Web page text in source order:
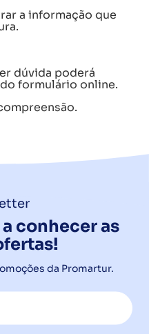
a informação que
dúvida poderá
formulário online.
conhecer as
da Promartur.